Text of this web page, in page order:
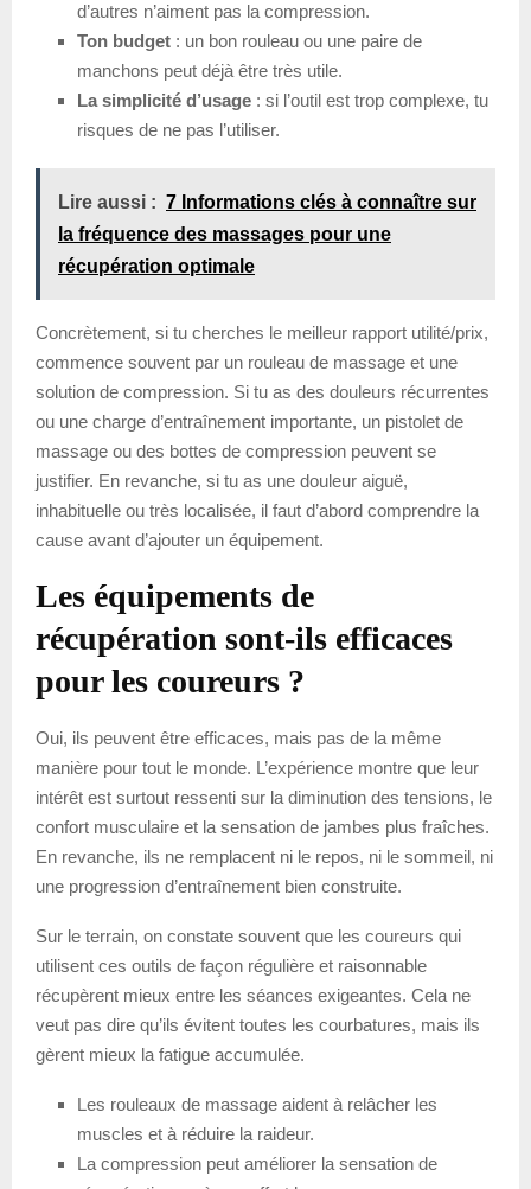
d’autres n’aiment pas la compression.
Ton budget : un bon rouleau ou une paire de
manchons peut déjà être très utile.
La simplicité d’usage : si l’outil est trop complexe, tu
risques de ne pas l’utiliser.
Lire aussi : 7 Informations clés à connaître sur
la fréquence des massages pour une
récupération optimale
Concrètement, si tu cherches le meilleur rapport utilité/prix,
commence souvent par un rouleau de massage et une
solution de compression. Si tu as des douleurs récurrentes
ou une charge d’entraînement importante, un pistolet de
massage ou des bottes de compression peuvent se
justifier. En revanche, si tu as une douleur aiguë,
inhabituelle ou très localisée, il faut d’abord comprendre la
cause avant d’ajouter un équipement.
Les équipements de
récupération sont-ils efficaces
pour les coureurs ?
Oui, ils peuvent être efficaces, mais pas de la même
manière pour tout le monde. L’expérience montre que leur
intérêt est surtout ressenti sur la diminution des tensions, le
confort musculaire et la sensation de jambes plus fraîches.
En revanche, ils ne remplacent ni le repos, ni le sommeil, ni
une progression d’entraînement bien construite.
Sur le terrain, on constate souvent que les coureurs qui
utilisent ces outils de façon régulière et raisonnable
récupèrent mieux entre les séances exigeantes. Cela ne
veut pas dire qu’ils évitent toutes les courbatures, mais ils
gèrent mieux la fatigue accumulée.
Les rouleaux de massage aident à relâcher les
muscles et à réduire la raideur.
La compression peut améliorer la sensation de